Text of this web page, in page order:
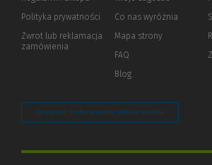
Polityka prywatności (Nowe
(Link
innej
Zwrot lub reklamacja
zamówienia
strony)
Co nas wyróżnia
Mapa strony
FAQ
Blog
Zarządzaj preferencjami plików cookie